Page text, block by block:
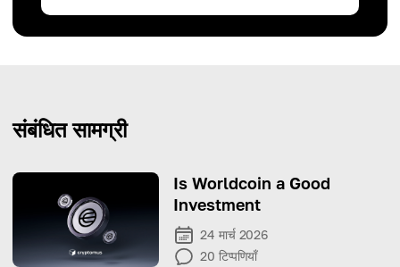
संबंधित सामग्री
Is Worldcoin a Good
Investment
24 मार्च 2026
20 टिप्पणियाँ